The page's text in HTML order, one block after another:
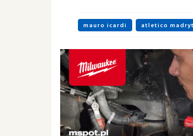
mauro icardi atletico madryt